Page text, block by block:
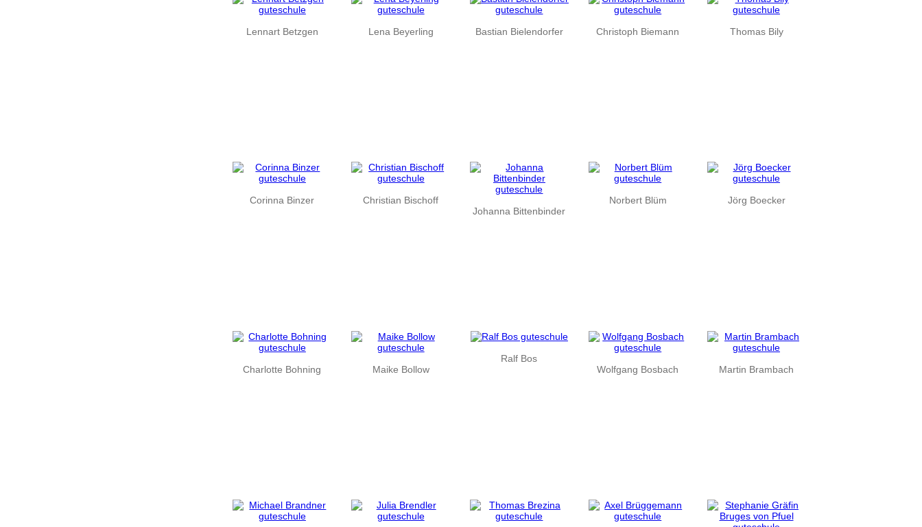
Lennart Betzgen Lena Beyerling Bastian Bielendorfer Christoph Biemann Thomas Bily
Corinna Binzer
Christian Bischoff
Johanna Bittenbinder
Norbert Blüm Jörg Boecker
Charlotte Bohning Maike Bollow
Ralf Bos
Wolfgang Bosbach
Martin Brambach